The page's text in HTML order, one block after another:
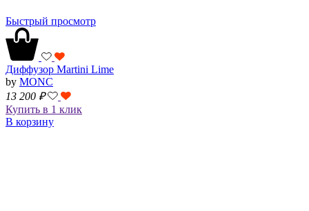
Быстрый просмотр
Диффузор Martini Lime
by MONC
13 200 ₽
Купить в 1 клик
В корзину